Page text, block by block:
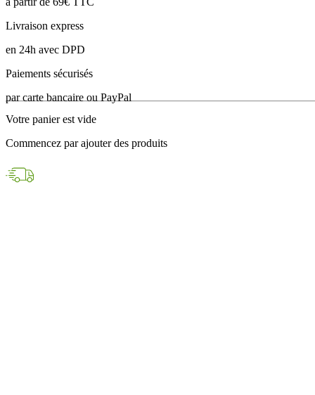
Livraison gratuite
à partir de 69€ TTC
Livraison express
en 24h avec DPD
Paiements sécurisés
par carte bancaire ou PayPal
Votre panier est vide
Commencez par ajouter des produits